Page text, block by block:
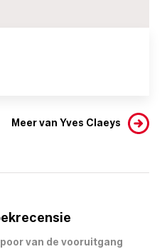
Meer van Yves Claeys
van de vooruitgang